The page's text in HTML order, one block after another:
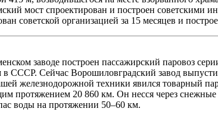
мост спроектирован и построен советскими
советской организацией за 15 месяцев и
заводе построен пассажирский паровоз
Сейчас Ворошиловградский завод
железнодорожной техники явился товарный
20 860 км. Он несся через снежные
воды на протяжении 50–60 км.